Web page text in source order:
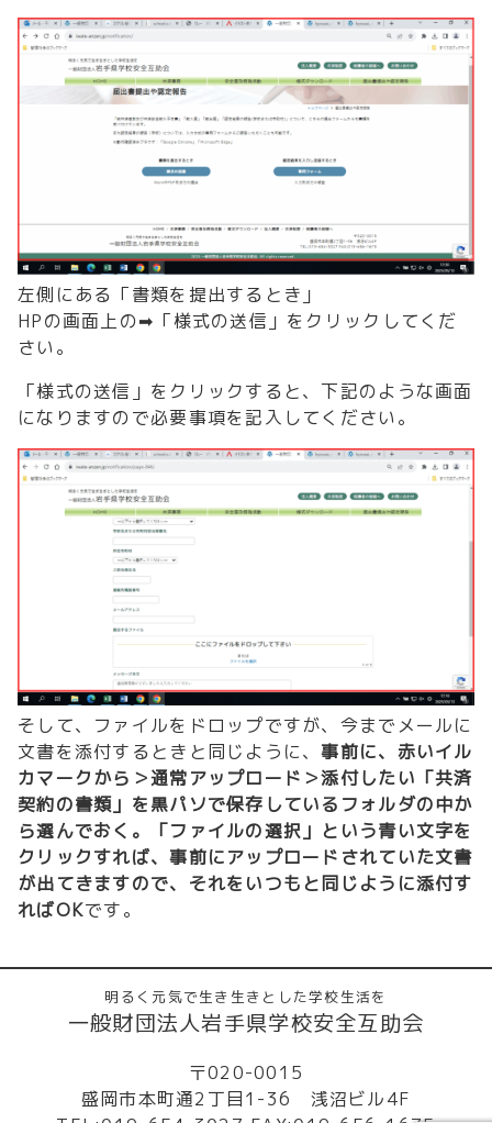
左側にある「書類を提出するとき」
HPの画面上の➡「様式の送信」をクリックしてくだ
さい。
「様式の送信」をクリックすると、下記のような画面
になりますので必要事項を記入してください。
そして、ファイルをドロップですが、今までメールに
文書を添付するときと同じように、事前に、赤いイル
カマークから＞通常アップロード＞添付したい「共済
契約の書類」を黒パソで保存しているフォルダの中か
ら選んでおく。「ファイルの選択」という青い文字を
クリックすれば、事前にアップロードされていた文書
が出てきますので、それをいつもと同じように添付す
ればOKです。
明るく元気で生き生きとした学校生活を
一般財団法人岩手県学校安全互助会
〒020-0015
盛岡市本町通2丁目1-36 浅沼ビル4F